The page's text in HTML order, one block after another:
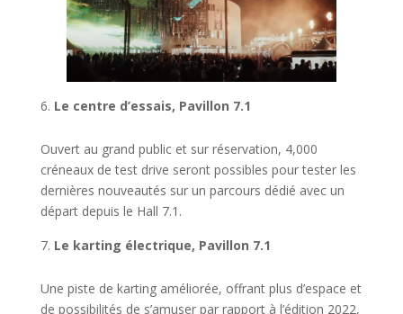
Le centre d’essais, Pavillon 7.1
Ouvert au grand public et sur réservation, 4,000
créneaux de test drive seront possibles pour tester les
dernières nouveautés sur un parcours dédié avec un
départ depuis le Hall 7.1.
Le karting électrique, Pavillon 7.1
Une piste de karting améliorée, offrant plus d’espace et
de possibilités de s’amuser par rapport à l’édition 2022,